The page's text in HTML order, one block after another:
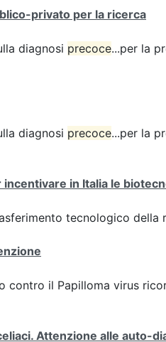
privato per la ricerca
diagnosi precoce...per la
diagnosi precoce...per la
incentivare in Italia le
tecnologico della
contro il Papilloma virus
Attenzione alle auto-